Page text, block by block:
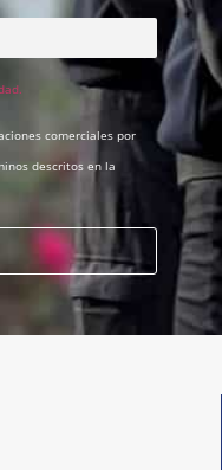
comerciales por
descritos en la